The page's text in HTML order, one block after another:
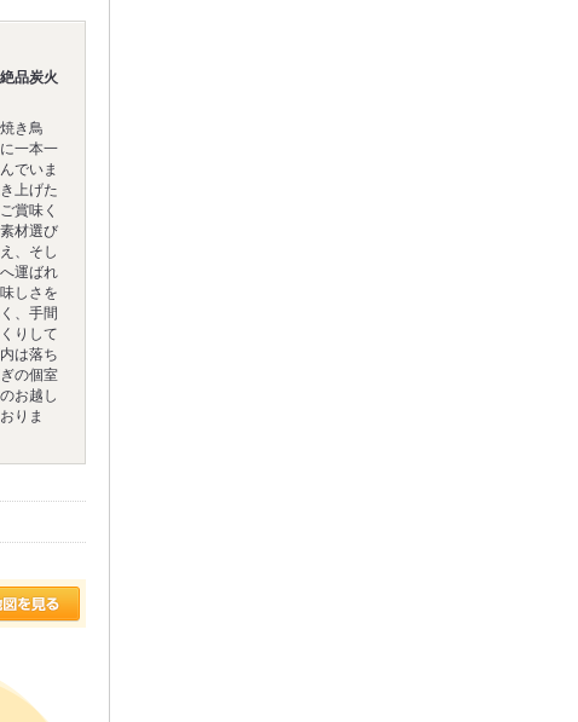
品炭火
き鳥
一本一
でいま
上げた
賞味く
材選び
、そし
運ばれ
しさを
、手間
りして
は落ち
の個室
お越し
りま